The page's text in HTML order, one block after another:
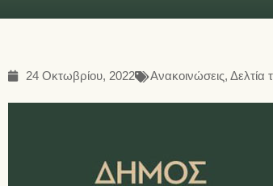
24 Οκτωβρίου, 2022 Ανακοινώσεις,Δελτία